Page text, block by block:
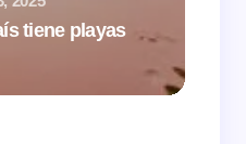
tiene playas